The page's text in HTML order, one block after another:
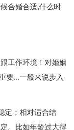
合婚合适,什么时
工作环境！对婚姻
要...一般来说步入
定；相对适合结
。比如年龄过大得